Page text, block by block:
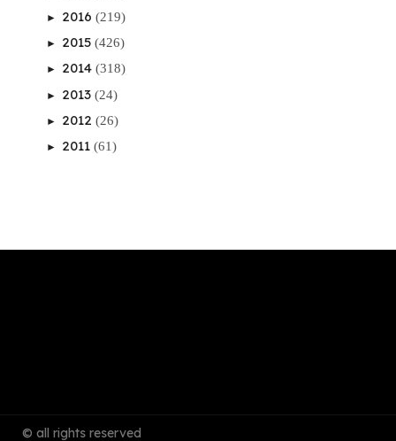
► 2016 (219)
► 2015 (426)
► 2014 (318)
► 2013 (24)
► 2012 (26)
► 2011 (61)
© all rights reserved